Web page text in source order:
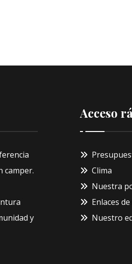
camper.
y
Acceso
Clima
Nuestra
Enlaces
Nuestro